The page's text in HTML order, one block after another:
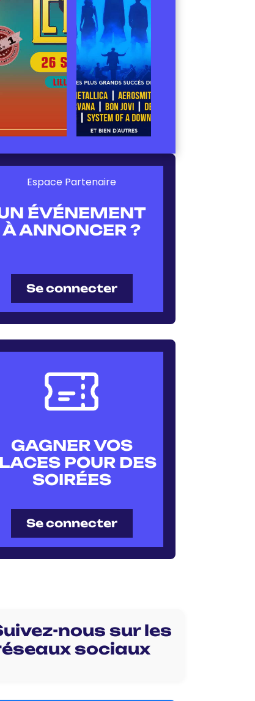
Espace Partenaire
ÉVÉNEMENT
À ANNONCER ?
Se connecter
GAGNER VOS
POUR DES
SOIRÉES
Se connecter
nous sur les
sociaux